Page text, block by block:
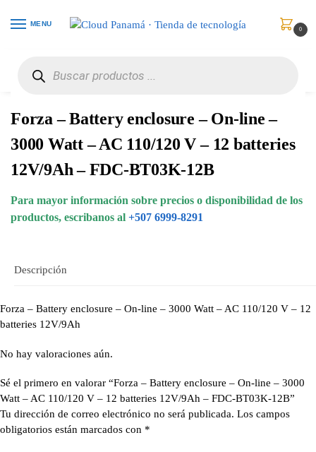
MENU
0
Forza – Battery enclosure – On-line –
3000 Watt – AC 110/120 V – 12 batteries
12V/9Ah – FDC-BT03K-12B
Para mayor información sobre precios o disponibilidad de los
productos, escribanos al +507 6999-8291
Descripción
Forza – Battery enclosure – On-line – 3000 Watt – AC 110/120 V – 12
batteries 12V/9Ah
No hay valoraciones aún.
Sé el primero en valorar “Forza – Battery enclosure – On-line – 3000
Watt – AC 110/120 V – 12 batteries 12V/9Ah – FDC-BT03K-12B”
Tu dirección de correo electrónico no será publicada. Los campos
obligatorios están marcados con *